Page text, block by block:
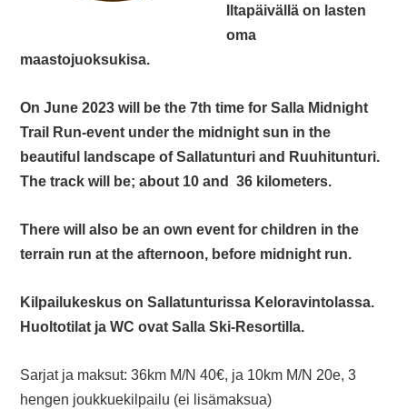
Iltapäivällä on lasten
oma
maastojuoksukisa.
On June 2023 will be the 7th time for Salla Midnight
Trail Run-event under the midnight sun in the
beautiful landscape of Sallatunturi and Ruuhitunturi.
The track will be; about 10 and 36 kilometers.
There will also be an own event for children in the
terrain run at the afternoon, before midnight run.
Kilpailukeskus on Sallatunturissa Keloravintolassa.
Huoltotilat ja WC ovat Salla Ski-Resortilla.
Sarjat ja maksut: 36km M/N 40€, ja 10km M/N 20e, 3
hengen joukkuekilpailu (ei lisämaksua)